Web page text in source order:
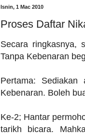
Isnin, 1 Mac 2010
Proses Daftar
Secara ringkasnya,
Tanpa Kebenaran
Pertama: Sediakan
Kebenaran. Boleh
Ke-2; Hantar
tarikh bicara.